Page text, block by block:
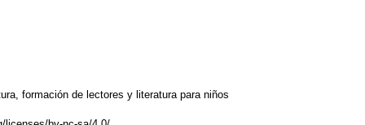
formación de lectores y literatura para niños